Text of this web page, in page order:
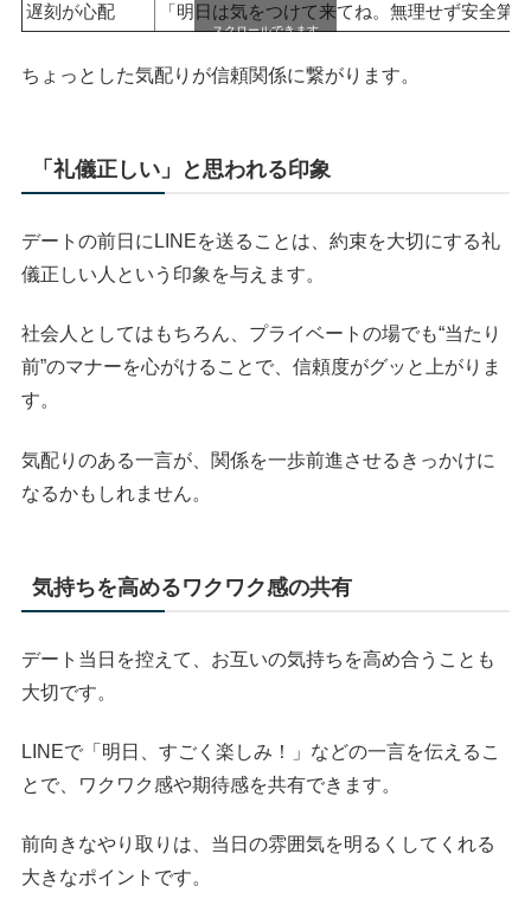
遅刻が心配
「明日は気をつけて来てね。無理せず安全第
スクロールできます
ちょっとした気配りが信頼関係に繋がります。
「礼儀正しい」と思われる印象
デートの前日にLINEを送ることは、約束を大切にする礼
儀正しい人という印象を与えます。
社会人としてはもちろん、プライベートの場でも“当たり
前”のマナーを心がけることで、信頼度がグッと上がりま
す。
気配りのある一言が、関係を一歩前進させるきっかけに
なるかもしれません。
気持ちを高めるワクワク感の共有
デート当日を控えて、お互いの気持ちを高め合うことも
大切です。
LINEで「明日、すごく楽しみ！」などの一言を伝えるこ
とで、ワクワク感や期待感を共有できます。
前向きなやり取りは、当日の雰囲気を明るくしてくれる
大きなポイントです。